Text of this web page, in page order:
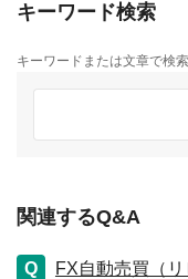
キーワード検索
キーワードまたは文章で検
関連するQ&A
FX自動売買（